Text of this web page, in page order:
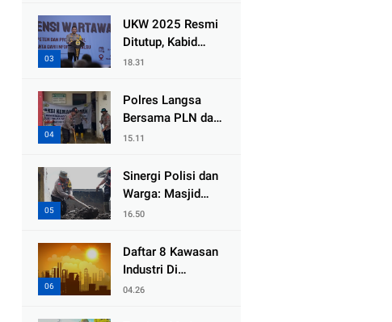
Lumpur di Wisata
Kenjeran
UKW 2025 Resmi
Ditutup, Kabid
Humas PMJ: Pers
Strategis Polri
Tangkal Hoaks
18.31
Polres Langsa
Bersama PLN dan
Warga
Kemanusiaan
Pascabanjir di
15.11
Sinergi Polisi dan
Warga: Masjid
Syuhada, Bener
dari Duka Bencana
16.50
Daftar 8 Kawasan
Industri Di
Kabupaten Bekasi,
04.26